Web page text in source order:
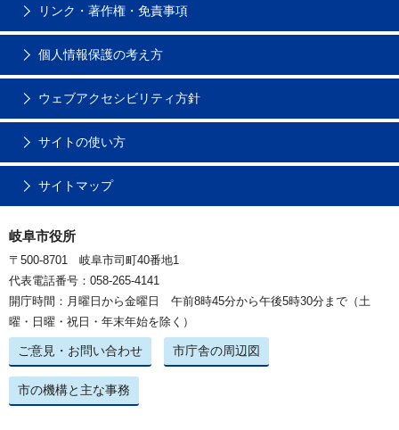
リンク・著作権・免責事項
個人情報保護の考え方
ウェブアクセシビリティ方針
サイトの使い方
サイトマップ
岐阜市役所
〒500-8701 岐阜市司町40番地1
代表電話番号：058-265-4141
開庁時間：月曜日から金曜日 午前8時45分から午後5時30分まで（土
曜・日曜・祝日・年末年始を除く）
ご意見・お問い合わせ 市庁舎の周辺図
市の機構と主な事務